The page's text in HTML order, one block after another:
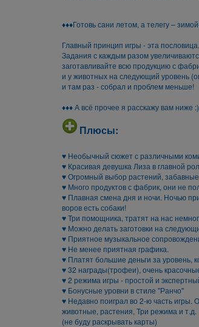
♦♦♦Готовь сани летом, а телегу –
Главный принцип игры - эта пословица.
Задания с каждым разом
заготавливайте всю продукцию с
и у животных на следующий уровень
и там раз - собрал и проблем меньше!
♦♦♦ А всё прочее я расскажу вам ниже
Плюсы:
♥ Необычный сюжет с различными
♥ Красивая девушка Лиза в главной
♥ Огромный выбор растений,
♥ Много продуктов с фабрик, они не
♥ Плавная смена дня и ночи. Ночью
воров есть собаки!
♥ Три помощника, тратят на нас
♥ Можно делать заготовки на
♥ Приятное музыкальное
♥ Не менее приятная графика.
♥ Платят большие деньги за уровень,
♥ 32 награды(трофеи), очень
♥ 2 режима игры - простой и
♥ Бонусные уровни в стиле "Ранчо"
♥ Недавно поиграл во 2-ю часть игры.
животные, растения, Три режима и т.д.
(не буду раскрывать карты)